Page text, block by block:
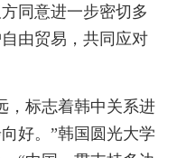
同意进一步密切多
由贸易，共同应对
，标志着韩中关系进
好。”韩国圆光大学